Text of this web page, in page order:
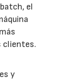
el
clientes.
y